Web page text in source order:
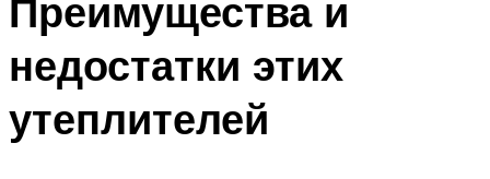
Преимущества и
недостатки этих
утеплителей